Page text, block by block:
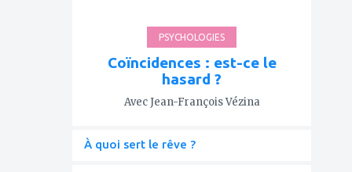
PSYCHOLOGIES
Coïncidences : est-ce le
hasard ?
Avec Jean-François Vézina
À quoi sert le rêve ?